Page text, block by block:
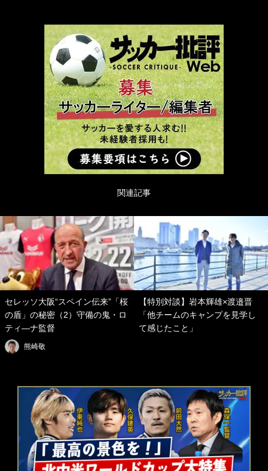
関連記事
セレッソ大阪“スペイン伝来”「桜
の盾」の秘密（2）守備の鬼・ロ
ティ―ナ監督
熊崎敬
【特別対談】岩本輝雄×渡邉晋
「他チームのキャンプを見学し
て感じたこと」